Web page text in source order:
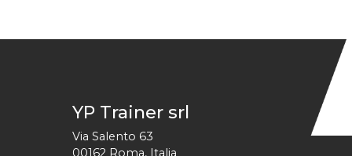
YP Trainer srl
Via Salento 63
00162 Roma, Italia